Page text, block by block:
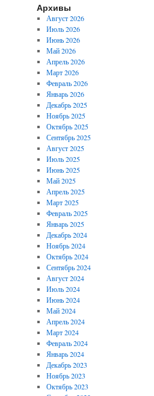
Архивы
Август 2026
Июль 2026
Июнь 2026
Май 2026
Апрель 2026
Март 2026
Февраль 2026
Январь 2026
Декабрь 2025
Ноябрь 2025
Октябрь 2025
Сентябрь 2025
Август 2025
Июль 2025
Июнь 2025
Май 2025
Апрель 2025
Март 2025
Февраль 2025
Январь 2025
Декабрь 2024
Ноябрь 2024
Октябрь 2024
Сентябрь 2024
Август 2024
Июль 2024
Июнь 2024
Май 2024
Апрель 2024
Март 2024
Февраль 2024
Январь 2024
Декабрь 2023
Ноябрь 2023
Октябрь 2023